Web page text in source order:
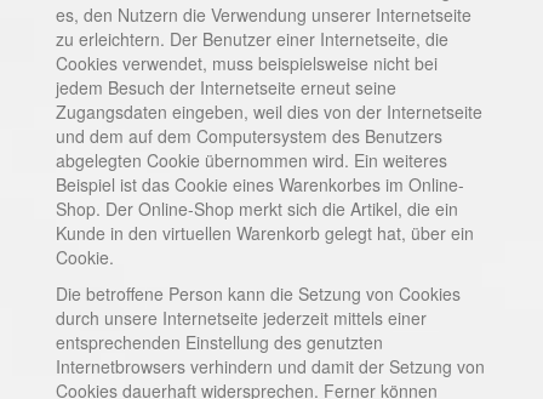
es, den Nutzern die Verwendung unserer Internetseite
zu erleichtern. Der Benutzer einer Internetseite, die
Cookies verwendet, muss beispielsweise nicht bei
jedem Besuch der Internetseite erneut seine
Zugangsdaten eingeben, weil dies von der Internetseite
und dem auf dem Computersystem des Benutzers
abgelegten Cookie übernommen wird. Ein weiteres
Beispiel ist das Cookie eines Warenkorbes im Online-
Shop. Der Online-Shop merkt sich die Artikel, die ein
Kunde in den virtuellen Warenkorb gelegt hat, über ein
Cookie.
Die betroffene Person kann die Setzung von Cookies
durch unsere Internetseite jederzeit mittels einer
entsprechenden Einstellung des genutzten
Internetbrowsers verhindern und damit der Setzung von
Cookies dauerhaft widersprechen. Ferner können